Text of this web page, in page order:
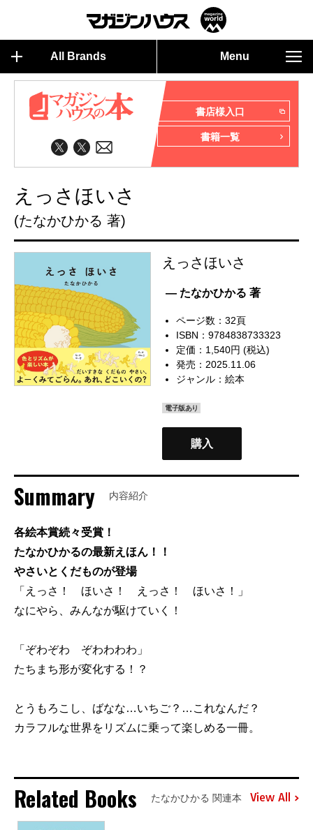
All Brands Menu
書店様入口
書籍一覧
えっさほいさ
(たなかひかる 著)
えっさほいさ
— たなかひかる 著
ページ数：32頁
ISBN：9784838733323
定価：1,540円 (税込)
発売：2025.11.06
ジャンル：絵本
電子版あり
購入
Summary 内容紹介
各絵本賞続々受賞！
たなかひかるの最新えほん！！
やさいとくだものが登場
「えっさ！ ほいさ！ えっさ！ ほいさ！」
なにやら、みんなが駆けていく！
「ぞわぞわ ぞわわわわ」
たちまち形が変化する！？
とうもろこし、ばなな…いちご？…これなんだ？
カラフルな世界をリズムに乗って楽しめる一冊。
Related Books たなかひかる 関連本 View All